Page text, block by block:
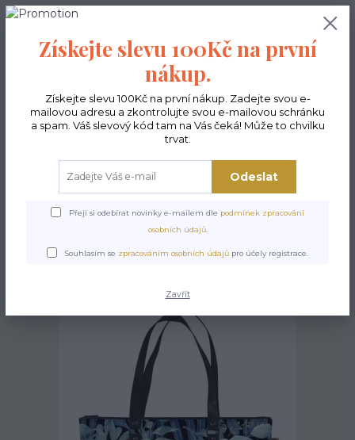
0,00 Kč
Kabelky ekologické Kabelky velké Kabelky Maxa
Kabelka Maxa - Emanuel
Získejte slevu 100Kč na první
nákup.
Získejte slevu 100Kč na první nákup. Zadejte svou e-
mailovou adresu a zkontrolujte svou e-mailovou schránku
a spam. Váš slevový kód tam na Vás čeká! Může to chvilku
trvat.
Odeslat
Přeji si odebírat novinky e-mailem dle podmínek zpracování
osobních údajů.
Souhlasím se zpracováním osobních údajů pro účely registrace.
Zavřít